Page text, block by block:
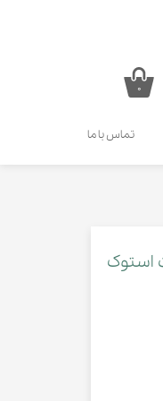
۰
تماس با ما